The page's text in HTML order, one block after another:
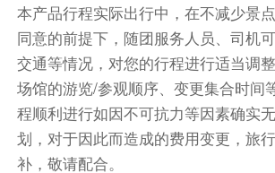
住宿
洲际酒店集团智选假日酒店墨尔本
本市场街盛橡酒店 或 墨尔本盛橡
第6天 墨尔本（全天自由活动，此天
服务）
酒店早餐
本产品行程实际出行中，在不减少景
同意的前提下，随团服务人员、司机可
交通等情况，对您的行程进行适当调
场馆的游览/参观顺序、变更集合时间
程顺利进行如因不可抗力等因素确实
划，对于因此而造成的费用变更，旅
补，敬请配合。